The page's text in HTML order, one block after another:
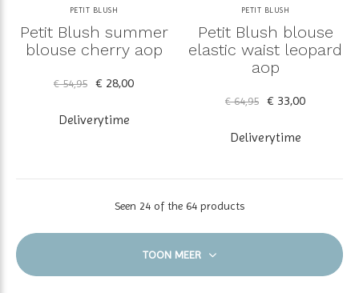
PETIT BLUSH
Petit Blush summer
blouse cherry aop
€ 54,95 € 28,00
Deliverytime
PETIT BLUSH
Petit Blush blouse
elastic waist leopard
aop
€ 64,95 € 33,00
Deliverytime
Seen 24 of the 64 products
TOON MEER